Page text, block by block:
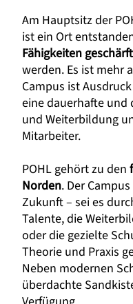
Am Hauptsitz der
ist ein Ort
Fähigkeiten
werden. Es ist mehr
Campus ist
eine dauerhafte und
und Weiterbildung
Mitarbeiter.
POHL gehört zu den
Norden. Der
Zukunft – sei es
Talente, die
oder die gezielte
Theorie und Praxis
Neben modernen
überdachte